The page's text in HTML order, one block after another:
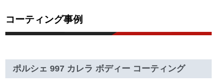
コーティング事例
ポルシェ 997 カレラ ボディー コーティング